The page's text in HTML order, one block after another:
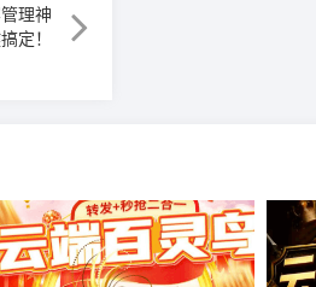
理神
定！